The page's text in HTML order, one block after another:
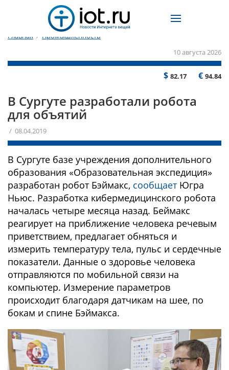
Главная / Промышленность
10 августа 2026
$ 82.17 € 94.84
В Сургуте разработали робота
для объятий
/ 08.04.2019
В Сургуте базе учреждения дополнительного
образования «Образовательная экспедиция»
разработан робот Бэймакс, сообщает Югра
Ньюс. Разработка кибермедицинского робота
началась четыре месяца назад. Беймакс
реагирует на приближение человека речевым
приветствием, предлагает обняться и
измерить температуру тела, пульс и сердечные
показатели. Данные о здоровье человека
отправляются по мобильной связи на
компьютер. Измерение параметров
происходит благодаря датчикам на шее, по
бокам и спине Бэймакса.